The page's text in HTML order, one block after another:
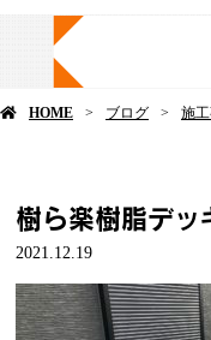
HOME ブログ 施
樹ら楽樹脂デッ
2021.12.19